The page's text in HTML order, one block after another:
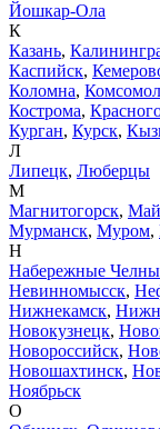
Йошкар-Ола
К
Казань,
Каспийск,
Коломна,
Кострома,
Курган, Курск,
Л
Липецк, Люберцы
М
Магнитогорск,
Мурманск, Муром,
Н
Набережные Челны
Невинномысск,
Нижнекамск,
Новокузнецк,
Новороссийск,
Новошахтинск,
Ноябрьск
О